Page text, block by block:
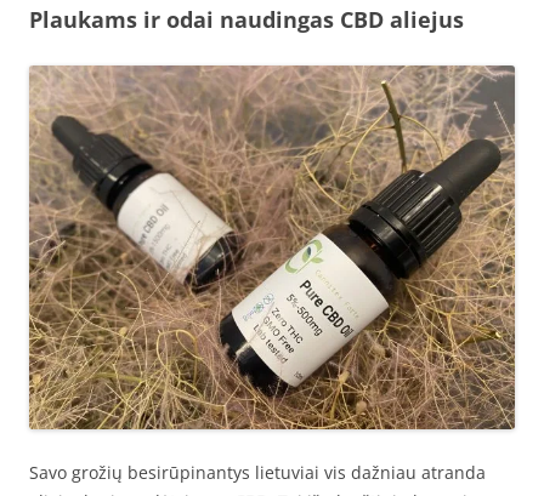
Plaukams ir odai naudingas CBD aliejus
Savo grožių besirūpinantys lietuviai vis dažniau atranda